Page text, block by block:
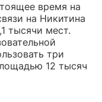
время на
на Никитина
тысячи мест.
три
12 тысяч